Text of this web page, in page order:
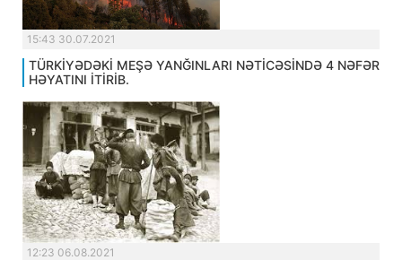
15:43 30.07.2021
TÜRKİYƏDƏKİ MEŞƏ YANĞINLARI NƏTİCƏSİNDƏ 4 NƏFƏR
HƏYATINI İTİRİB.
12:23 06.08.2021